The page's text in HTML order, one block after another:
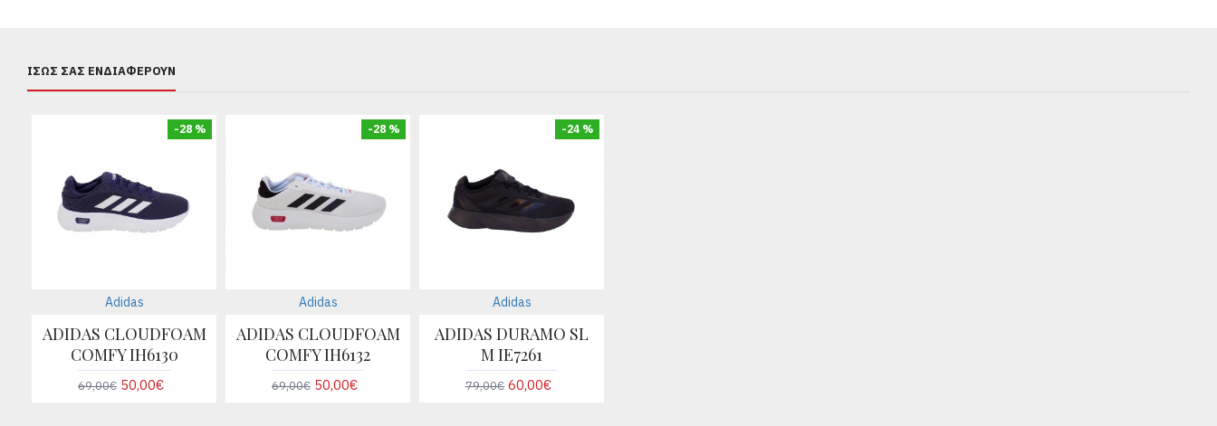
ΊΣΩΣ ΣΑΣ ΕΝΔΙΑΦΈΡΟΥΝ
-28 %
Adidas
ADIDAS CLOUDFOAM
COMFY IH6130
69,00€ 50,00€
-28 %
Adidas
ADIDAS CLOUDFOAM
COMFY IH6132
69,00€ 50,00€
-24 %
Adidas
ADIDAS DURAMO SL
M IE7261
79,00€ 60,00€